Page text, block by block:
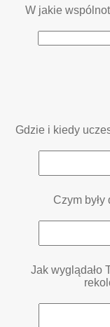
W jakie
Gdzie i kiedy
Czym
Jak wyglądało